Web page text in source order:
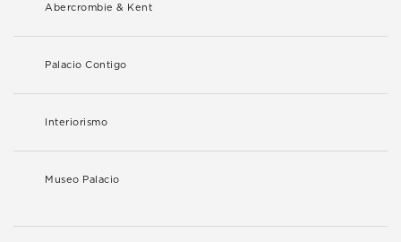
Abercrombie & Kent
Palacio Contigo
Interiorismo
Museo Palacio